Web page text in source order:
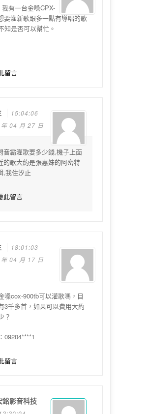
有一台金嗓CPX-
要灌新歌跟多一點有導唱的歌
知是否可以幫忙。
留言
15:04:06
04 月 27 日
音霸灌歌要多少錢,機子上面
的歌大約是張惠妹的阿密特
,我住汐止
此留言
18:01:03
04 月 17 日
嗓cox-900tb可以灌歌嗎，目
3千多首，如果可以費用大約
？
09204****1
留言
銘影音科技